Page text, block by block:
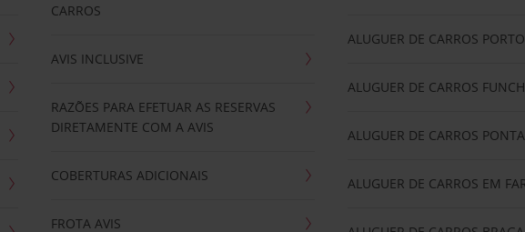
CARROS
AVIS INCLUSIVE
RAZÕES PARA EFETUAR AS RESERVAS
DIRETAMENTE COM A AVIS
COBERTURAS ADICIONAIS
FROTA AVIS
ALUGUER DE CARROS PORTO
ALUGUER DE CARROS
ALUGUER DE CARROS
ALUGUER DE CARROS EM